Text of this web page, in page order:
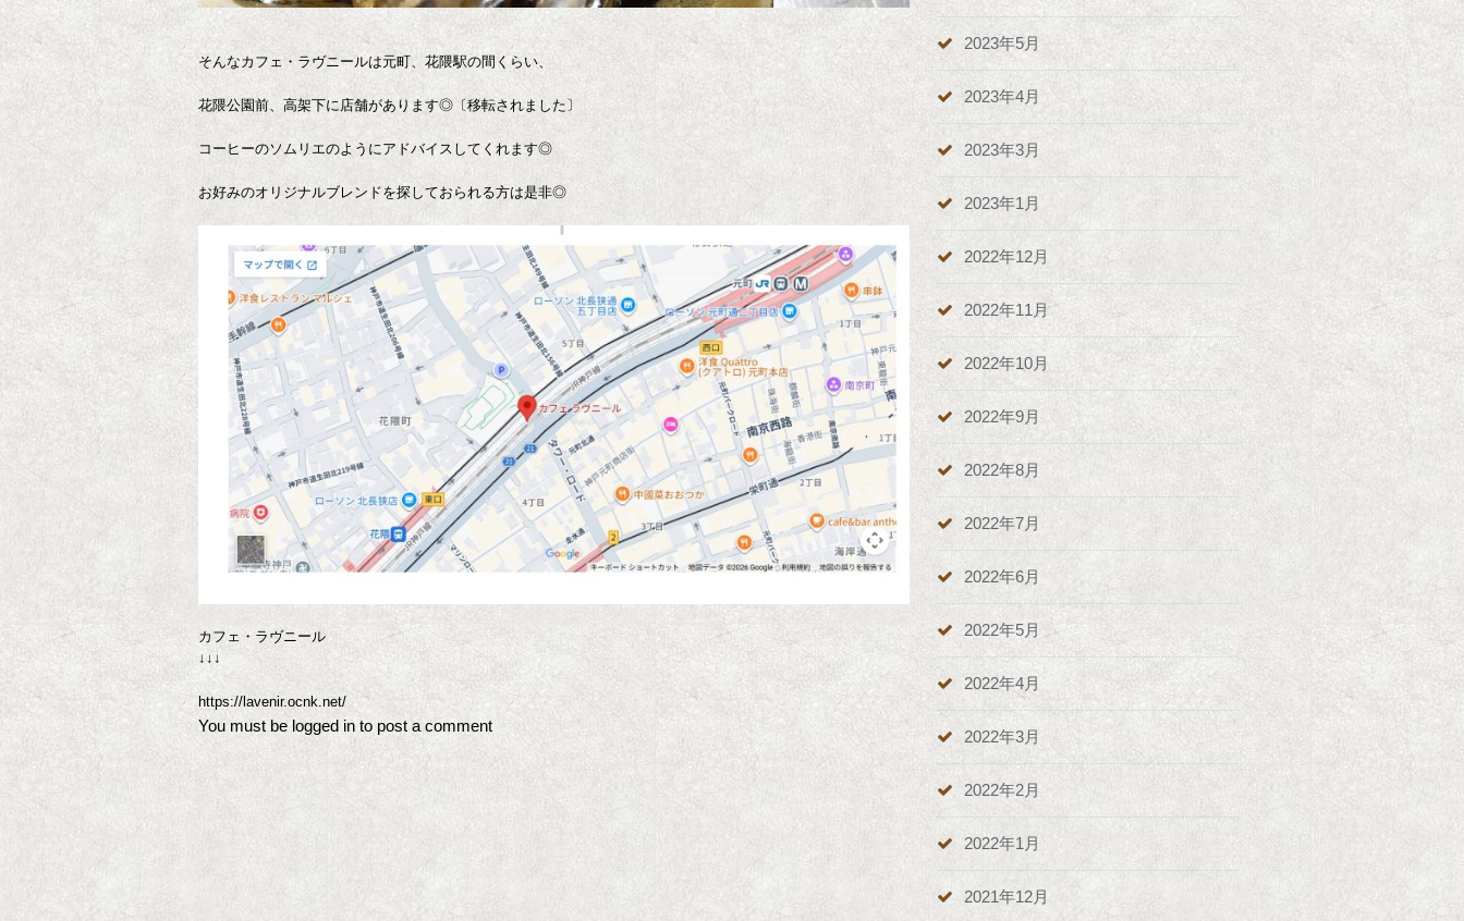
そんなカフェ・ラヴニールは元町、花隈駅の間くらい、
花隈公園前、高架下に店舗があります◎〔移転されました〕
コーヒーのソムリエのようにアドバイスしてくれます◎
お好みのオリジナルブレンドを探しておられる方は是非◎
カフェ・ラヴニール
↓↓↓
https://lavenir.ocnk.net/
You must be logged in to post a comment
2023年5月
2023年4月
2023年3月
2023年1月
2022年12月
2022年11月
2022年10月
2022年9月
2022年8月
2022年7月
2022年6月
2022年5月
2022年4月
2022年3月
2022年2月
2022年1月
2021年12月